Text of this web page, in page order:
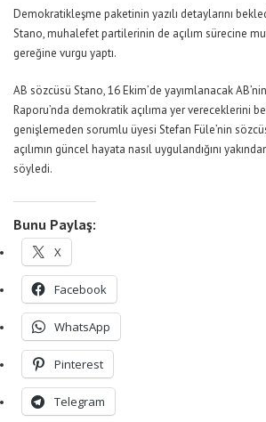
Demokratikleşme paketinin yazılı detaylarını
Stano, muhalefet partilerinin de açılım sürecine
gereğine vurgu yaptı.
AB sözcüsü Stano, 16 Ekim’de yayımlanacak
Raporu’nda demokratik açılıma yer vereceklerini
genişlemeden sorumlu üyesi Stefan Füle’nin
açılımın güncel hayata nasıl uygulandığını
söyledi.
Bunu Paylaş:
X
Facebook
WhatsApp
Pinterest
Telegram